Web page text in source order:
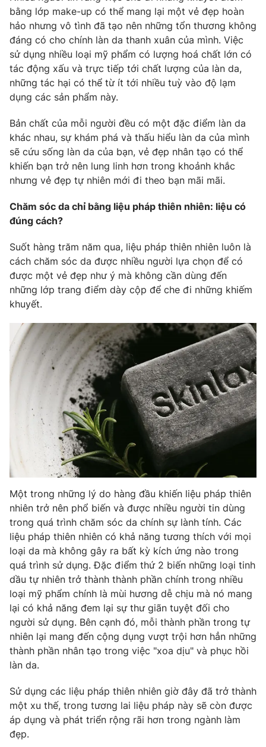
VTV Money VTV Thể thao
VTV Sức khoẻ Bất động sản
Thị trường 24h
VTV4 Vươn mình bằng AI
VTV9 VTV8
Liên hệ tòa soạn English
THỜI BÁO VTV
Theo dõi báo trên
Cơ quan chủ quản:Đài Truyền hình Việt Nam
Cơ quan báo chí:Thời báo VTV
Giấy phép hoạt động báo in và báo điện tử số 483/GP-BTTTT
cấp ngày 29/12/2023
Tổng Biên tập:Vũ Thanh Thủy
Phó Tổng Biên tập: Nguyễn Thị Mỹ Hạnh, Phạm Quốc Thắng,
Nguyễn Trọng Ninh
Tổng đài VTV:024.38 355 931 - 024.38 355 932
Email:
toasoan@vtv.vn
Liên hệ quảng cáo:024-7300.7108
® Cấm sao chép dưới mọi hình thức nếu không có sự chấp
thuận bằng văn bản. Ghi rõ nguồn VTV.vn khi phát hành lại
thông tin từ website này.
bằng lớp make-up có thể mang lại một vẻ đẹp hoàn
hảo nhưng vô tình đã tạo nên những tổn thương không
đáng có cho chính làn da thanh xuân của mình. Việc
sử dụng nhiều loại mỹ phẩm có lượng hoá chất lớn có
tác động xấu và trực tiếp tới chất lượng của làn da,
những tác hại có thể từ ít tới nhiều tuỳ vào độ lạm
dụng các sản phẩm này.
Bản chất của mỗi người đều có một đặc điểm làn da
khác nhau, sự khám phá và thấu hiểu làn da của mình
sẽ cứu sống làn da của bạn, vẻ đẹp nhân tạo có thể
khiến bạn trở nên lung linh hơn trong khoảnh khắc
nhưng vẻ đẹp tự nhiên mới đi theo bạn mãi mãi.
Chăm sóc da chỉ bằng liệu pháp thiên nhiên: liệu có
đúng cách?
Suốt hàng trăm năm qua, liệu pháp thiên nhiên luôn là
cách chăm sóc da được nhiều người lựa chọn để có
được một vẻ đẹp như ý mà không cần dùng đến
những lớp trang điểm dày cộp để che đi những khiếm
khuyết.
Một trong những lý do hàng đầu khiến liệu pháp thiên
nhiên trở nên phổ biến và được nhiều người tin dùng
trong quá trình chăm sóc da chính sự lành tính. Các
liệu pháp thiên nhiên có khả năng tương thích với mọi
loại da mà không gây ra bất kỳ kích ứng nào trong
quá trình sử dụng. Đặc điểm thứ 2 biến những loại tinh
dầu tự nhiên trở thành thành phần chính trong nhiều
loại mỹ phẩm chính là mùi hương dễ chịu mà nó mang
lại có khả năng đem lại sự thư giãn tuyệt đối cho
người sử dụng. Bên cạnh đó, mỗi thành phần trong tự
nhiên lại mang đến cộng dụng vượt trội hơn hẳn những
thành phần nhân tạo trong việc "xoa dịu" và phục hồi
làn da.
Sử dụng các liệu pháp thiên nhiên giờ đây đã trở thành
một xu thế, trong tương lai liệu pháp này sẽ còn được
áp dụng và phát triển rộng rãi hơn trong ngành làm
đẹp.